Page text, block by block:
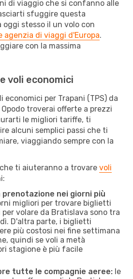
di viaggio che si confanno alle
sfuggire questa
oggi stesso il un volo con
agenzia di viaggi d'Europa.
con la massima
voli economici
economici per Trapani (TPS) da
troverai offerte a prezzi
le migliori tariffe, ti
alcuni semplici passi che ti
viaggiando sempre con la
ti aiuteranno a trovare voli
nei giorni più
migliori per trovare biglietti
per volare da Bratislava sono tra
D'altra parte, i biglietti
più costosi nei fine settimana
quindi se voli a metà
stagione è più facile
tutte le compagnie aeree: le